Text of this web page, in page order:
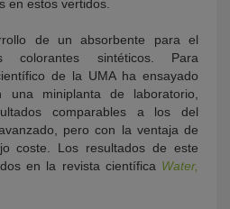
en estos vertidos.
de un absorbente para el
colorantes sintéticos. Para
de la UMA ha ensayado
miniplanta de laboratorio,
comparables a los del
pero con la ventaja de
coste. Los resultados de este
en la revista científica Water,